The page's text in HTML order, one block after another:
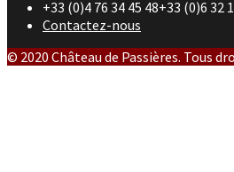
+33 (0)4 76 34 45 48+33 (0)6 32
Contactez-nous
© 2020 Château de Passières. Tous